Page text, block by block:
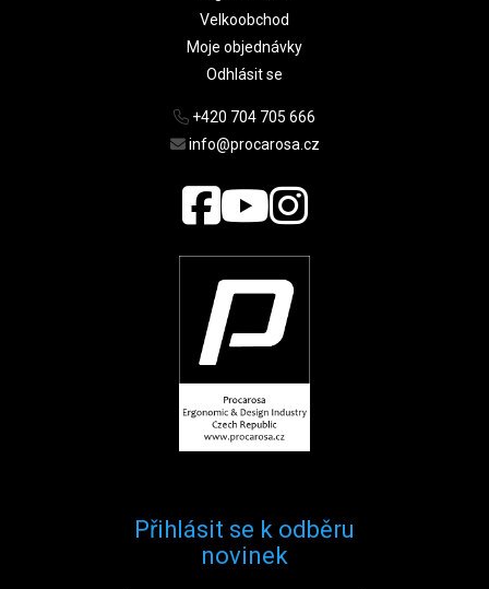
Velkoobchod
Moje objednávky
Odhlásit se
+420 704 705 666
info@procarosa.cz
Přihlásit se k odběru
novinek